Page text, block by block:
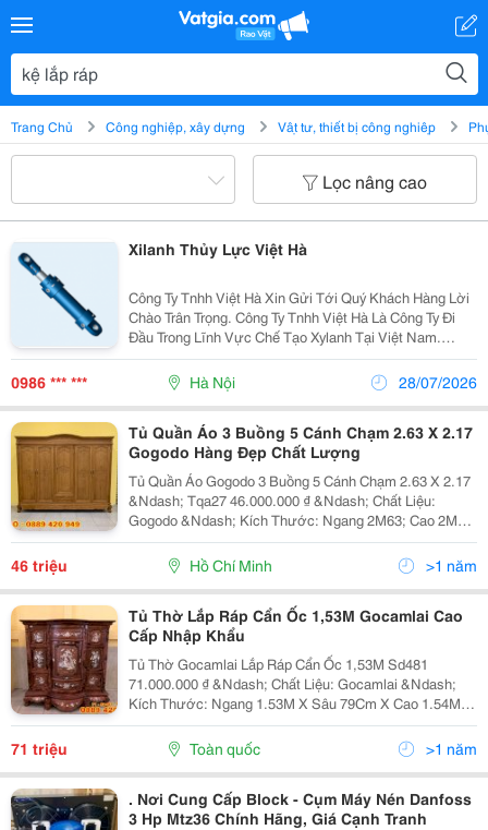
Trang Chủ Công nghiệp, xây dựng Vật tư, thiết bị công nghiệp
Lọc nâng cao
Xilanh Thủy Lực Việt Hà
Công Ty Tnhh Việt Hà Xin Gửi Tới Quý Khách Hàng Lời
Chào Trân Trọng. Công Ty Tnhh Việt Hà Là Công Ty Đi
Đầu Trong Lĩnh Vực Chế Tạo Xylanh Tại Việt Nam.
Chúng Tôi Có Nhà Máy Sản Xuất Xi Lanh Thuỷ Lực, Xi
Lanh Khí Nén, Thiết Kế Lắp Ráp Bộ Nguồn Thủy...
0986 *** *** Hà Nội 28/07/2026
Tủ Quần Áo 3 Buồng 5 Cánh Chạm 2.63 X 2.17
Gogodo Hàng Đẹp Chất Lượng
Tủ Quần Áo Gogodo 3 Buồng 5 Cánh Chạm 2.63 X 2.17
&Ndash; Tqa27 46.000.000 ₫ &Ndash; Chất Liệu:
Gogodo &Ndash; Kích Thước: Ngang 2M63; Cao 2M17;
Sâu 63Cm. &Ndash; Thiết Kế Lắp Ráp, Dễ Dàng Vận
Chuyển Và Lắp Đặt.
46 triệu Hồ Chí Minh >1 năm
Tủ Thờ Lắp Ráp Cẩn Ốc 1,53M Gocamlai Cao
Cấp Nhập Khẩu
Tủ Thờ Gocamlai Lắp Ráp Cẩn Ốc 1,53M Sd481
71.000.000 ₫ &Ndash; Chất Liệu: Gocamlai &Ndash;
Kích Thước: Ngang 1.53M X Sâu 79Cm X Cao 1.54M
&Ndash; Thiết Kế Lắp Ráp
71 triệu Toàn quốc >1 năm
. Nơi Cung Cấp Block - Cụm Máy Nén Danfoss
3 Hp Mtz36 Chính Hãng, Giá Cạnh Tranh